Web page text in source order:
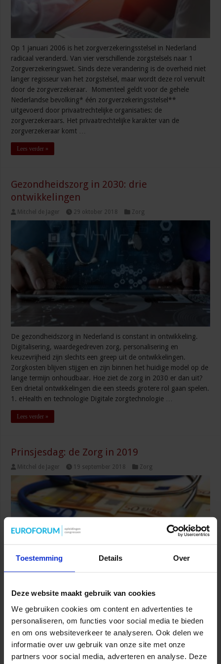
Toestemming Details Over
Deze website maakt gebruik van cookies
We gebruiken cookies om content en advertenties te
personaliseren, om functies voor social media te bieden
en om ons websiteverkeer te analyseren. Ook delen we
informatie over uw gebruik van onze site met onze
partners voor social media, adverteren en analyse. Deze
Op 1 januari 2006 is het zorgverzekeringsstelsel in Nederland
radicaal veranderd. Van vier verschillende zorgstelsels naar 1
Zorgverzekeringswet. Sinds deze verandering is de overheid niet
langer regisseur van het zorgstelsel, maar wordt deze rol vervult
door de zorgverzekeraar. Momenteel geldt voor de gehele
Nederlandse bevolking* één zorgverzekeringsstelsel**
uitgevoerd door privaatrechtelijke organisaties: de
zorgverzekeraars. Het privaatrechtelijke karakter van de
zorgverzekeraar komt …
Lees verder »
Gezondheidszorg in 2030: drie
ontwikkelingen
Mitchel de Jager 29 oktober 2018 Zorg
De gezondheidszorg in Nederland is constant in ontwikkeling.
Digitalisering, waardegedreven zorg, personalisering en
keuzevrijheid zijn slechts een greep uit de ontwikkelingen.
Zorgkosten blijven stijgen en zijn binnen het huidige model op de
lange termijn onhoudbaar. Hoe ziet de zorg in 2030 er dan uit?
Een drietal ontwikkelingen die een steeds grotere rol gaan spelen.
1. eHealth en technologie Digitale zorgtechnologie …
Lees verder »
Prinsjesdag: de Zorg in 2019
Mitchel de Jager 19 september 2018 Zorg
daardoor komen er ook meer banen in de zorgsector en dus meer
zorgkosten. Het Kabinet erkent dit als een risico op lange termijn.
Op de kwaliteit van de zorg mag niet ingeleverd worden, er moet
dus op een slimme manier worden geïnnoveerd, bespaart en …
Lees verder »